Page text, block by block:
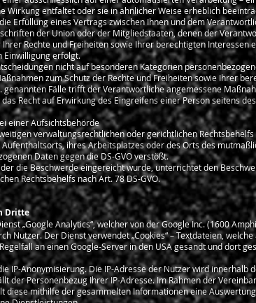
Wirkung entfaltet oder sie in ähnlicher Weise erheblich
Erfüllung eines Vertrags zwischen Ihnen und dem
der Union oder der Mitgliedstaaten, denen der
Rechte und Freiheiten sowie Ihrer berechtigten Interessen
Einwilligung erfolgt.
nicht auf besonderen Kategorien
zum Schutz der Rechte und Freiheiten sowie Ihrer
genannten Fälle trifft der Verantwortliche angemessene
Recht auf Erwirkung des Eingreifens einer Person seitens
einer Aufsichtsbehörde
verwaltungsrechtlichen oder gerichtlichen
ihres Arbeitsplatzes oder des Orts des
Daten gegen die DS-GVO verstößt.
die Beschwerde eingereicht wurde, unterrichtet den
Rechtsbehelfs nach Art. 78 DS-GVO.
Dritte
„Google Analytics“, welcher von der Google Inc. (1600
Nutzer. Der Dienst verwendet „Cookies“ – Textdateien,
an einen Google-Server in den USA gesandt und dort
IP-Anonymisierung. Die IP-Adresse der Nutzer wird
der Personenbezug Ihrer IP-Adresse. Im Rahmen der
diese mithilfe der gesammelten Informationen eine